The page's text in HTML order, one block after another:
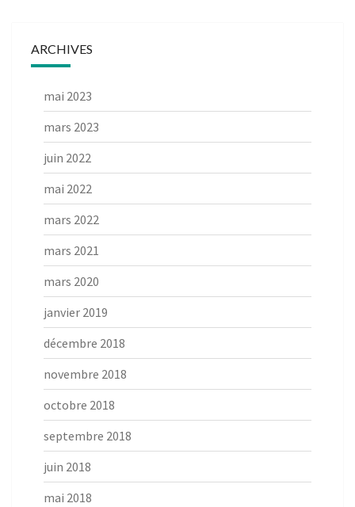
ARCHIVES
mai 2023
mars 2023
juin 2022
mai 2022
mars 2022
mars 2021
mars 2020
janvier 2019
décembre 2018
novembre 2018
octobre 2018
septembre 2018
juin 2018
mai 2018